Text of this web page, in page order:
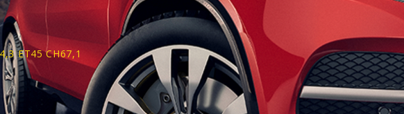
ET45 CH67,1